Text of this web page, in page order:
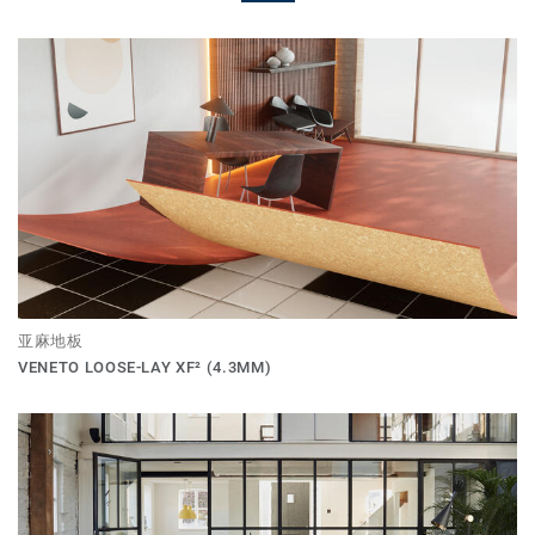
亚麻地板
VENETO LOOSE-LAY XF² (4.3MM)